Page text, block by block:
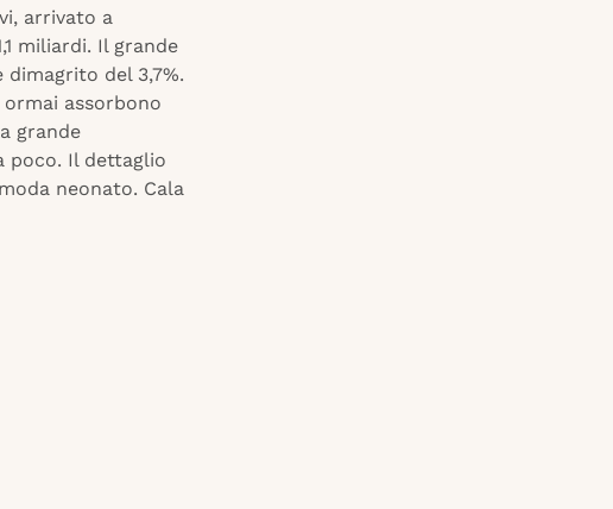
arrivato a
miliardi. Il grande
del 3,7%.
assorbono
grande
poco. Il dettaglio
neonato. Cala